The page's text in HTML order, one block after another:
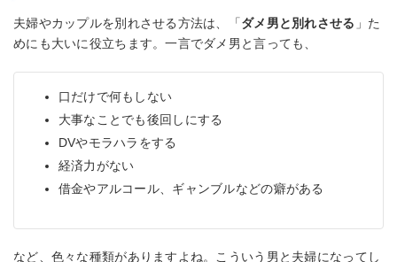
夫婦やカップルを別れさせる方法は、「ダメ男と別れさせる 」た
めにも大いに役立ちます。一言でダメ男と言っても、
口だけで何もしない
大事なことでも後回しにする
DVやモラハラをする
経済力がない
借金やアルコール、ギャンブルなどの癖がある
など、色々な種類がありますよね。こういう男と夫婦になってし